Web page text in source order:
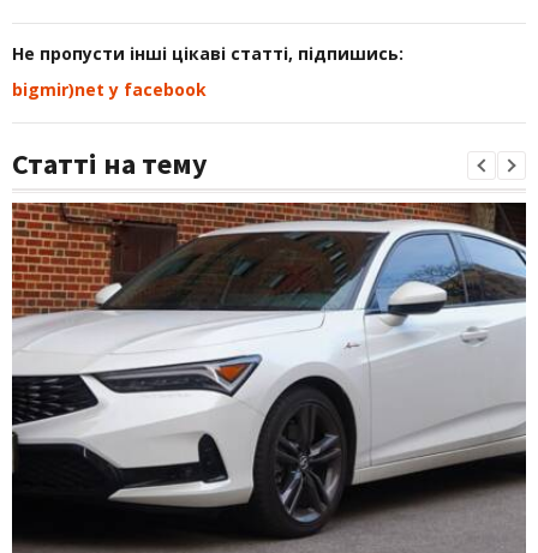
Не пропусти інші цікаві статті, підпишись:
bigmir)net у facebook
Статті на тему